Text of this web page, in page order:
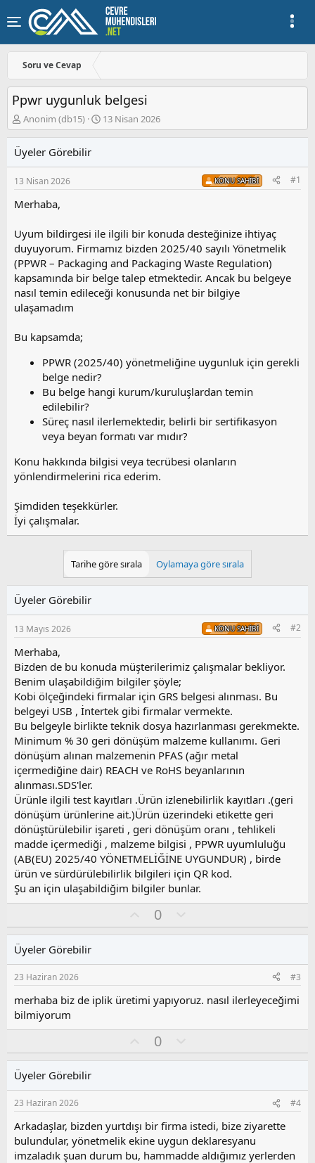
Soru ve Cevap
Ppwr uygunluk belgesi
K
o
u
y
u
b
a
l
a
t
a
n
Anonim (db15)
B
a
a
g
t
a
i
h
i
13 Nisan 2026
Üyeler Görebilir
13 Nisan 2026 KONU SAHIBI #1
Merhaba,
Uyum bildirgesi ile ilgili bir konuda desteğinize ihtiyaç
duyuyorum. Firmamız bizden 2025/40 sayılı Yönetmelik
(PPWR – Packaging and Packaging Waste Regulation)
kapsamında bir belge talep etmektedir. Ancak bu belgeye
nasıl temin edileceği konusunda net bir bilgiye
ulaşamadım
Bu kapsamda;
PPWR (2025/40) yönetmeliğine uygunluk için gerekli
belge nedir?
Bu belge hangi kurum/kuruluşlardan temin
edilebilir?
Süreç nasıl ilerlemektedir, belirli bir sertifikasyon
veya beyan formatı var mıdır?
Konu hakkında bilgisi veya tecrübesi olanların
yönlendirmelerini rica ederim.
Şimdiden teşekkürler.
İyi çalışmalar.
Tarihe göre sırala Oylamaya göre sırala
Üyeler Görebilir
13 Mayıs 2026 KONU SAHIBI #2
Merhaba,
Bizden de bu konuda müşterilerimiz çalışmalar bekliyor.
Benim ulaşabildiğim bilgiler şöyle;
Kobi ölçeğindeki firmalar için GRS belgesi alınması. Bu
belgeyi USB , İntertek gibi firmalar vermekte.
Bu belgeyle birlikte teknik dosya hazırlanması gerekmekte.
Minimum % 30 geri dönüşüm malzeme kullanımı. Geri
dönüşüm alınan malzemenin PFAS (ağır metal
içermediğine dair) REACH ve RoHS beyanlarının
alınması.SDS'ler.
Ürünle ilgili test kayıtları .Ürün izlenebilirlik kayıtları .(geri
dönüşüm ürünlerine ait.)Ürün üzerindeki etikette geri
dönüştürülebilir işareti , geri dönüşüm oranı , tehlikeli
madde içermediği , malzeme bilgisi , PPWR uyumluluğu
(AB(EU) 2025/40 YÖNETMELİĞİNE UYGUNDUR) , birde
ürün ve sürdürülebilirlik bilgileri için QR kod.
Şu an için ulaşabildiğim bilgiler bunlar.
y
0
l
s
u
z
y
a
Üyeler Görebilir
23 Haziran 2026 #3
merhaba biz de iplik üretimi yapıyoruz. nasıl ilerleyeceğimi
bilmiyorum
y
0
l
s
u
z
o
y
Üyeler Görebilir
23 Haziran 2026 #4
Arkadaşlar, bizden yurtdışı bir firma istedi, bize ziyarette
bulundular, yönetmelik ekine uygun deklaresyanu
imzaladık şuan durum bu, hammadde aldığımız yerlerden